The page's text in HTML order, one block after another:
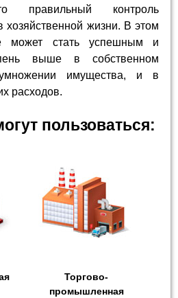
правильный контроль
жизни. В этом
может стать успешным и
выше в собственном
имущества, и в
расходов.
пользоваться:
Торгово-
промышленная